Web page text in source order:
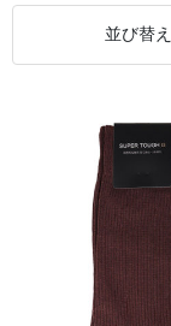
並び替え